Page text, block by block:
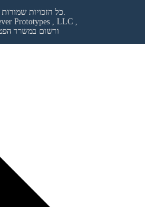
© 2026 - Clever Prototypes, LLC - כל הזכויות שמורות.
Prototypes , LLC ,
ורשום במשרד